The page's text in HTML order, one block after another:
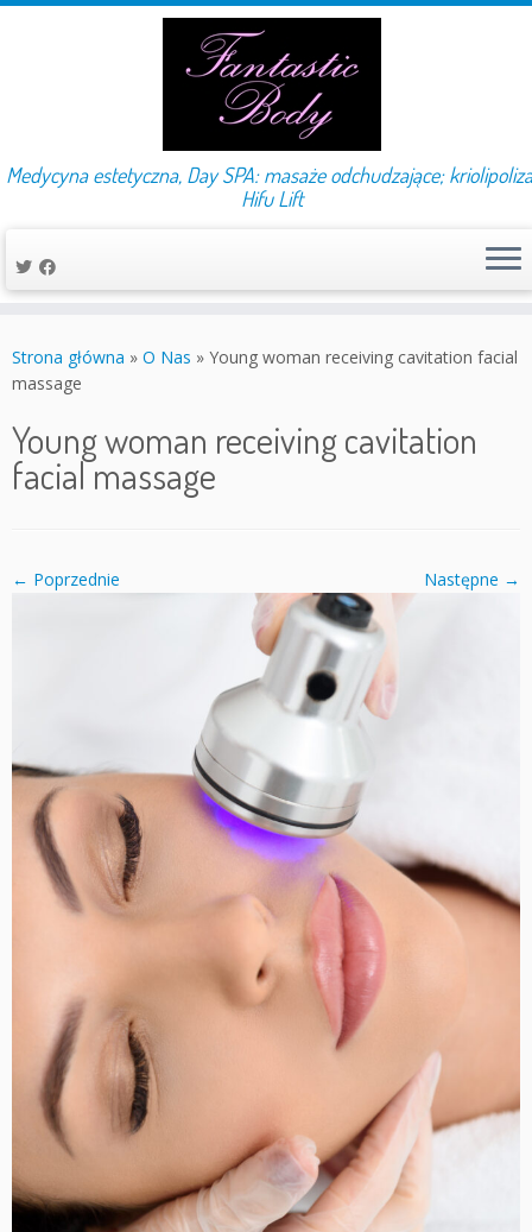
do
treści
Medycyna estetyczna, Day SPA: masaże odchudzające;
Hifu Lift
Strona główna » O Nas » Young woman receiving cavitation facial
massage
Young woman receiving cavitation
facial massage
← Poprzednie Następne →